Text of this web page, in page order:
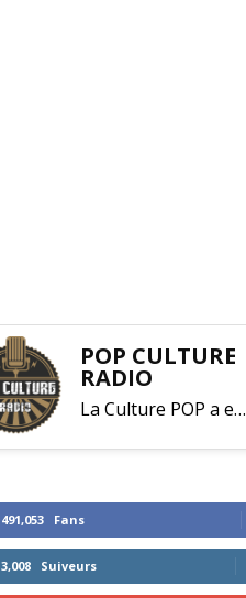
POP CULTURE
RADIO
La Culture POP a enfin trouvé sa RADIO !
491,053 Fans
3,008 Suiveurs